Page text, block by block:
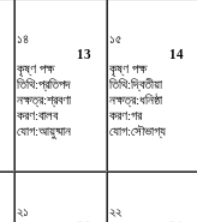
১৪
13
কৃষ্ণ পক্ষ
তিথি:প্রতিপদ
নক্ষত্র:শ্রবণা
করণ:বালব
যোগ:আয়ুষ্মান
১৫
14
কৃষ্ণ পক্ষ
তিথি:দ্বিতীয়া
নক্ষত্র:ধনিষ্ঠা
করণ:গর
যোগ:সৌভাগ্য
২১
২২